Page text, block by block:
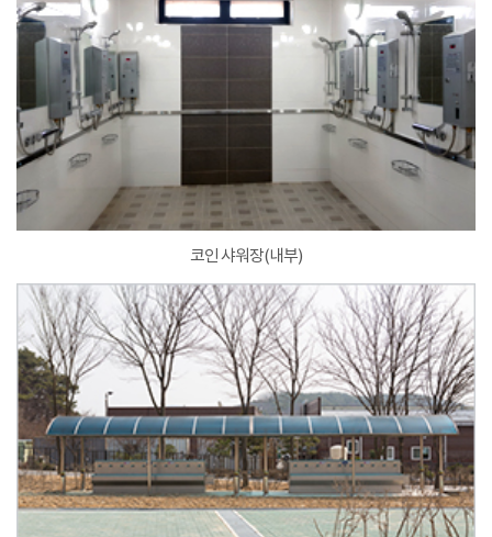
코인 샤워장(내부)